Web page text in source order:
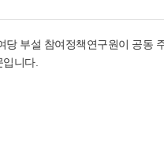
부설 참여정책연구원이 공동
니다.